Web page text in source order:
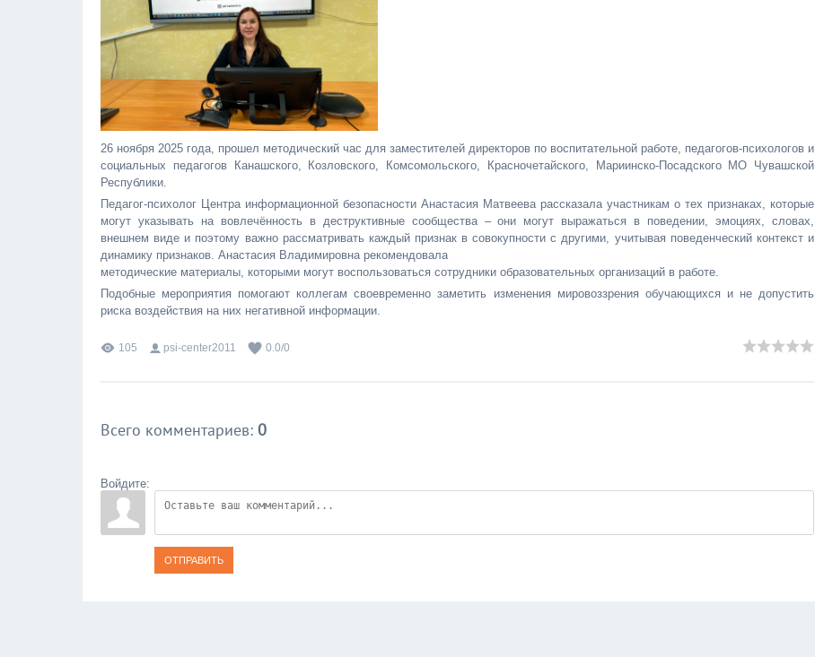
26 ноября 2025 года, прошел методический час для заместителей директоров по воспитательной работе, педагогов-психологов и
социальных педагогов Канашского, Козловского, Комсомольского, Красночетайского, Мариинско-Посадского МО Чувашской
Республики.
Педагог-психолог Центра информационной безопасности Анастасия Матвеева рассказала участникам о тех признаках, которые
могут указывать на вовлечённость в деструктивные сообщества – они могут выражаться в поведении, эмоциях, словах,
внешнем виде и поэтому важно рассматривать каждый признак в совокупности с другими, учитывая поведенческий контекст и
динамику признаков. Анастасия Владимировна рекомендовала
методические материалы, которыми могут воспользоваться сотрудники образовательных организаций в работе.
Подобные мероприятия помогают коллегам своевременно заметить изменения мировоззрения обучающихся и не допустить
риска воздействия на них негативной информации.
105 psi-center2011 0.0/0
Всего комментариев: 0
Войдите:
ОТПРАВИТЬ